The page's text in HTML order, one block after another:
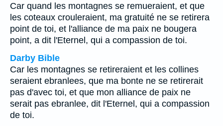
Car quand les montagnes se remueraient, et que
les coteaux crouleraient, ma gratuité ne se retirera
point de toi, et l'alliance de ma paix ne bougera
point, a dit l'Eternel, qui a compassion de toi.
Darby Bible
Car les montagnes se retireraient et les collines
seraient ebranlees, que ma bonte ne se retirerait
pas d'avec toi, et que mon alliance de paix ne
serait pas ebranlee, dit l'Eternel, qui a compassion
de toi.